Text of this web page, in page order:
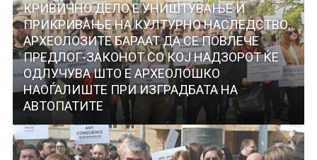
КРИВИЧНО ДЕЛО Е УНИШТУВАЊЕ И
ПРИКРИВАЊЕ НА КУЛТУРНО НАСЛЕДСТВО,
АРХЕОЛОЗИТЕ БАРААТ ДА СЕ ПОВЛЕЧЕ
ПРЕДЛОГ-ЗАКОНОТ СО КОЈ НАДЗОРОТ ЌЕ
ОДЛУЧУВА ШТО Е АРХЕОЛОШКО
НАОЃАЛИШТЕ ПРИ ИЗГРАДБАТА НА
АВТОПАТИТЕ